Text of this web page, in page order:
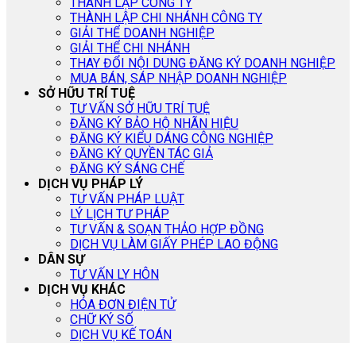
THÀNH LẬP CHI NHÁNH CÔNG TY
GIẢI THỂ DOANH NGHIỆP
GIẢI THỂ CHI NHÁNH
THAY ĐỔI NỘI DUNG ĐĂNG KÝ DOANH NGHIỆP
MUA BÁN, SÁP NHẬP DOANH NGHIỆP
SỞ HỮU TRÍ TUỆ
TƯ VẤN SỞ HỮU TRÍ TUỆ
ĐĂNG KÝ BẢO HỘ NHÃN HIỆU
ĐĂNG KÝ KIỂU DÁNG CÔNG NGHIỆP
ĐĂNG KÝ QUYỀN TÁC GIẢ
ĐĂNG KÝ SÁNG CHẾ
DỊCH VỤ PHÁP LÝ
TƯ VẤN PHÁP LUẬT
LÝ LỊCH TƯ PHÁP
TƯ VẤN & SOẠN THẢO HỢP ĐỒNG
DỊCH VỤ LÀM GIẤY PHÉP LAO ĐỘNG
DÂN SỰ
TƯ VẤN LY HÔN
DỊCH VỤ KHÁC
HÓA ĐƠN ĐIỆN TỬ
CHỮ KÝ SỐ
DỊCH VỤ KẾ TOÁN